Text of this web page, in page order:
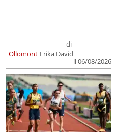
Ollomont
di
Erika David
il 06/08/2026